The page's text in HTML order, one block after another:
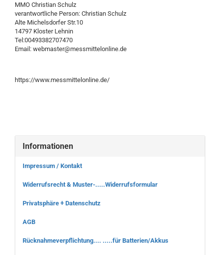
MMO Christian Schulz
verantwortliche Person: Christian Schulz
Alte Michelsdorfer Str.10
14797 Kloster Lehnin
Tel:00493382707470
Email: webmaster@messmittelonline.de
https://www.messmittelonline.de/
Informationen
Impressum / Kontakt
Widerrufsrecht & Muster-.....Widerrufsformular
Privatsphäre + Datenschutz
AGB
Rücknahmeverpflichtung.... .....für Batterien/Akkus